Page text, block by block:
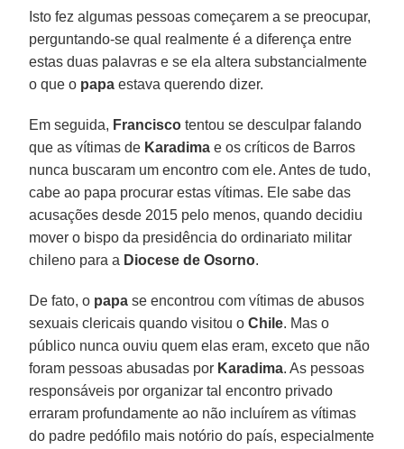
Isto fez algumas pessoas começarem a se preocupar,
perguntando-se qual realmente é a diferença entre
estas duas palavras e se ela altera substancialmente
o que o papa estava querendo dizer.
Em seguida, Francisco tentou se desculpar falando
que as vítimas de Karadima e os críticos de Barros
nunca buscaram um encontro com ele. Antes de tudo,
cabe ao papa procurar estas vítimas. Ele sabe das
acusações desde 2015 pelo menos, quando decidiu
mover o bispo da presidência do ordinariato militar
chileno para a Diocese de Osorno.
De fato, o papa se encontrou com vítimas de abusos
sexuais clericais quando visitou oChile. Mas o
público nunca ouviu quem elas eram, exceto que não
foram pessoas abusadas por Karadima. As pessoas
responsáveis por organizar tal encontro privado
erraram profundamente ao não incluírem as vítimas
do padre pedófilo mais notório do país, especialmente